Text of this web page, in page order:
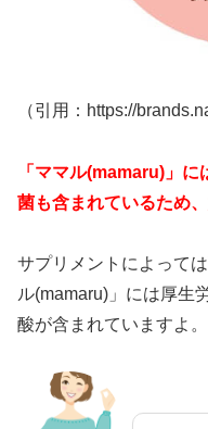
（引用：https://
「ママル(mamaru)」
菌も含まれているため
サプリメントによって
ル(mamaru)」には厚生
酸が含まれていますよ。